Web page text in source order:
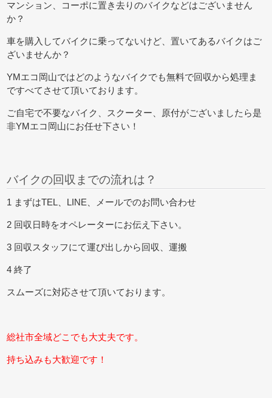
マンション、コーポに置き去りのバイクなどはございません
か？
車を購入してバイクに乗ってないけど、置いてあるバイクはご
ざいませんか？
YMエコ岡山ではどのようなバイクでも無料で回収から処理ま
ですべてさせて頂いております。
ご自宅で不要なバイク、スクーター、原付がございましたら是
非YMエコ岡山にお任せ下さい！
バイクの回収までの流れは？
1 まずはTEL、LINE、メールでのお問い合わせ
2 回収日時をオペレーターにお伝え下さい。
3 回収スタッフにて運び出しから回収、運搬
4 終了
スムーズに対応させて頂いております。
総社市全域どこでも大丈夫です。
持ち込みも大歓迎です！